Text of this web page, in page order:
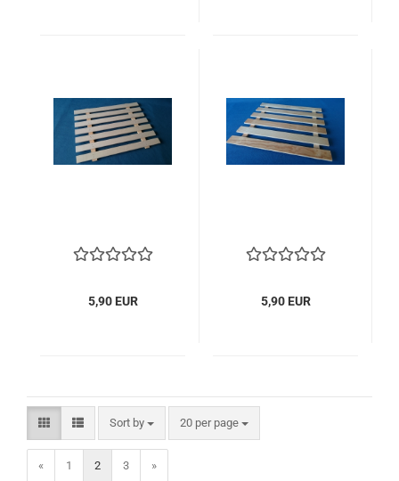
5,90 EUR 5,90 EUR
Sort by
Sort by 20 per page
per page
« 1 2 3 »